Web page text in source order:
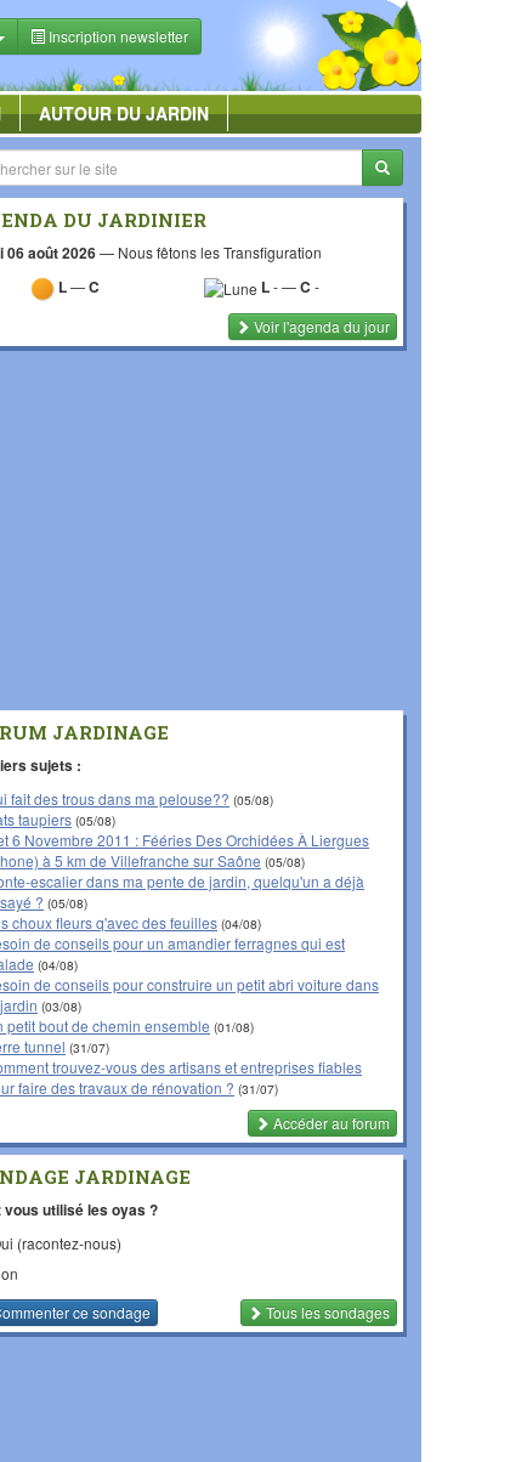
Inscription newsletter
AUTOUR DU JARDIN
DU JARDINIER
06 août 2026— Nous fêtons les Transfiguration
L—C L-—C-
Voir l'agenda du jour
JARDINAGE
sujets :
fait des trous dans ma pelouse?? (05/08)
taupiers (05/08)
6 Novembre 2011 : Fééries Des Orchidées À Liergues
à 5 km de Villefranche sur Saône (05/08)
escalier dans ma pente de jardin, quelqu'un a déjà
? (05/08)
choux fleurs q'avec des feuilles (04/08)
de conseils pour un amandier ferragnes qui est
(04/08)
de conseils pour construire un petit abri voiture dans
(03/08)
petit bout de chemin ensemble (01/08)
tunnel (31/07)
trouvez-vous des artisans et entreprises fiables
faire des travaux de rénovation ? (31/07)
Accéder au forum
JARDINAGE
vous utilisé les oyas ?
(racontez-nous)
ce sondage Tous les sondages